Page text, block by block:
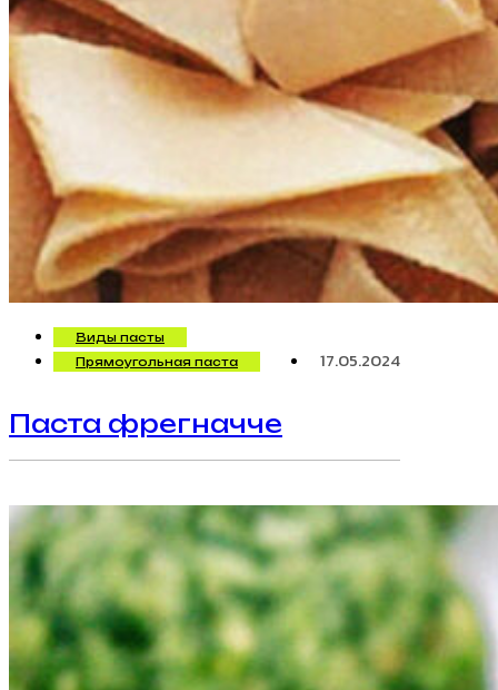
Виды пасты
Прямоугольная паста
17.05.2024
Паста фрегначче